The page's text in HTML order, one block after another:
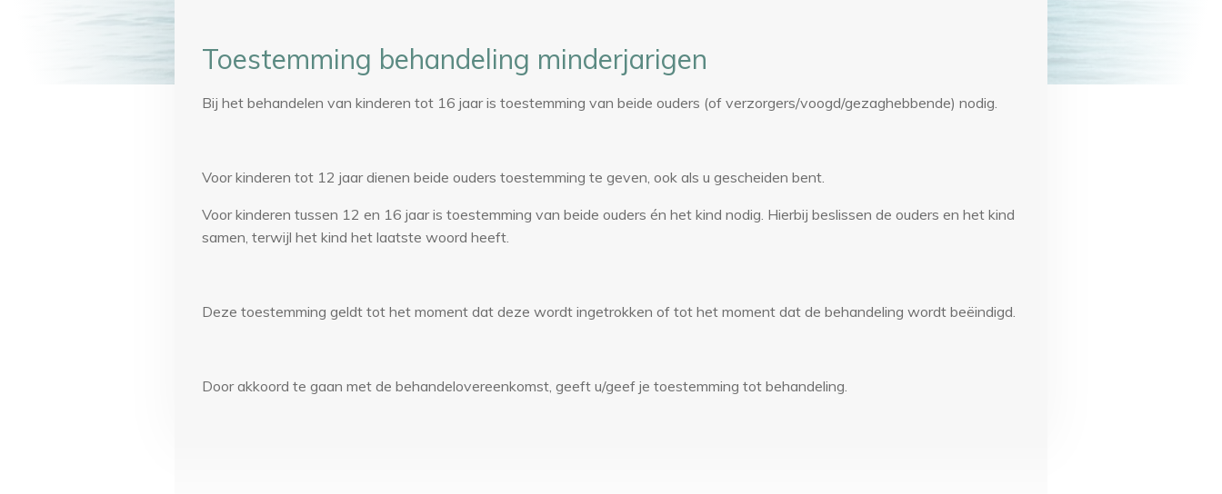
Toestemming behandeling minderjarigen
Bij het behandelen van kinderen tot 16 jaar is toestemming van beide ouders (of verzorgers/voogd/gezaghebbende) nodig.
Voor kinderen tot 12 jaar dienen beide ouders toestemming te geven, ook als u gescheiden bent.
Voor kinderen tussen 12 en 16 jaar is toestemming van beide ouders én het kind nodig. Hierbij beslissen de ouders en het kind
samen, terwijl het kind het laatste woord heeft.
Deze toestemming geldt tot het moment dat deze wordt ingetrokken of tot het moment dat de behandeling wordt beëindigd.
Door akkoord te gaan met de behandelovereenkomst, geeft u/geef je toestemming tot behandeling.